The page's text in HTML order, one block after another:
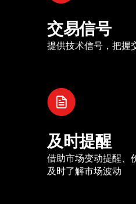
交易信号
提供技术信号，把握
及时提醒
借助市场变动提醒、
及时了解市场波动